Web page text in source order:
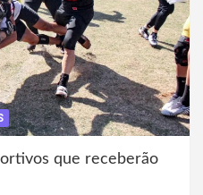
que receberão